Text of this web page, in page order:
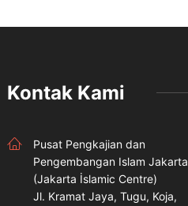
Kontak Kami
Pusat Pengkajian dan
Pengembangan Islam Jakarta
(Jakarta İslamic Centre)
Jl. Kramat Jaya, Tugu, Koja,